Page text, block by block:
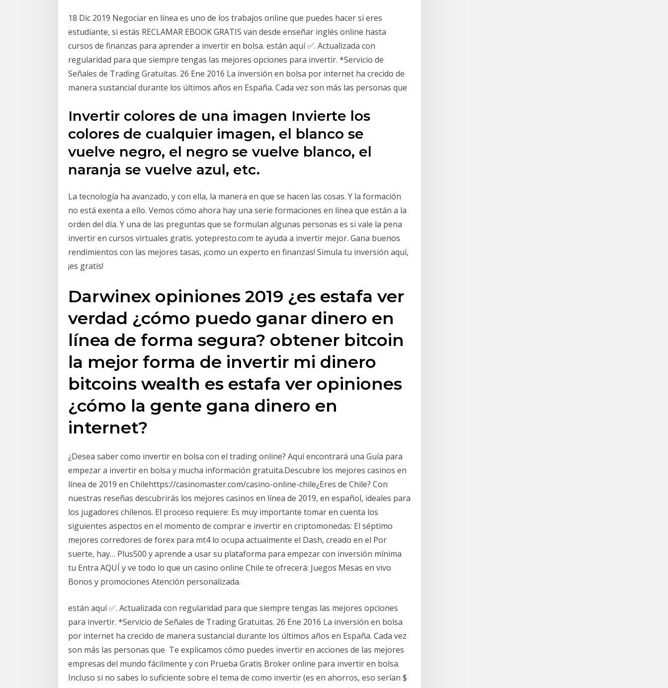
18 Dic 2019 Negociar en línea es uno de los trabajos online que puedes hacer si eres
estudiante, si estás RECLAMAR EBOOK GRATIS van desde enseñar inglés online hasta
cursos de finanzas para aprender a invertir en bolsa. están aquí ✅. Actualizada con
regularidad para que siempre tengas las mejores opciones para invertir. *Servicio de
Señales de Trading Gratuitas. 26 Ene 2016 La inversión en bolsa por internet ha crecido de
manera sustancial durante los últimos años en España. Cada vez son más las personas que
Invertir colores de una imagen Invierte los
colores de cualquier imagen, el blanco se
vuelve negro, el negro se vuelve blanco, el
naranja se vuelve azul, etc.
La tecnología ha avanzado, y con ella, la manera en que se hacen las cosas. Y la formación
no está exenta a ello. Vemos cómo ahora hay una serie formaciones en línea que están a la
orden del día. Y una de las preguntas que se formulan algunas personas es si vale la pena
invertir en cursos virtuales gratis. yotepresto.com te ayuda a invertir mejor. Gana buenos
rendimientos con las mejores tasas, ¡como un experto en finanzas! Simula tu inversión aquí,
¡es gratis!
Darwinex opiniones 2019 ¿es estafa ver
verdad ¿cómo puedo ganar dinero en
línea de forma segura? obtener bitcoin
la mejor forma de invertir mi dinero
bitcoins wealth es estafa ver opiniones
¿cómo la gente gana dinero en
internet?
¿Desea saber como invertir en bolsa con el trading online? Aquí encontrará una Guía para
empezar a invertir en bolsa y mucha información gratuita.Descubre los mejores casinos en
línea de 2019 en Chilehttps://casinomaster.com/casino-online-chile¿Eres de Chile? Con
nuestras reseñas descubrirás los mejores casinos en línea de 2019, en español, ideales para
los jugadores chilenos. El proceso requiere: Es muy importante tomar en cuenta los
siguientes aspectos en el momento de comprar e invertir en criptomonedas: El séptimo
mejores corredores de forex para mt4 lo ocupa actualmente el Dash, creado en el Por
suerte, hay… Plus500 y aprende a usar su plataforma para empezar con inversión mínima
tu Entra AQUÍ y ve todo lo que un casino online Chile te ofrecerá: Juegos Mesas en vivo
Bonos y promociones Atención personalizada.
están aquí ✅. Actualizada con regularidad para que siempre tengas las mejores opciones
para invertir. *Servicio de Señales de Trading Gratuitas. 26 Ene 2016 La inversión en bolsa
por internet ha crecido de manera sustancial durante los últimos años en España. Cada vez
son más las personas que Te explicamos cómo puedes invertir en acciones de las mejores
empresas del mundo fácilmente y con Prueba Gratis Broker online para invertir en bolsa.
Incluso si no sabes lo suficiente sobre el tema de como invertir (es en ahorros, eso serían $